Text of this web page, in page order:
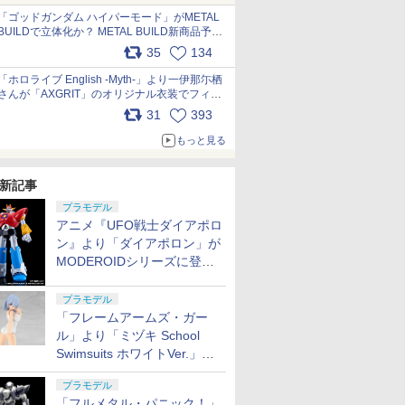
nszPIDTpbg
ゴッドガンダム ハイパーモード」がMETAL
で立体化か？ METAL BUILD新商品予告
が公開 pic.x.com/HIcLLIM3ar35 134
ホロライブ English -Myth-」より一伊那尓栖
んが「AXGRIT」のオリジナル衣装でフィギ
ュア化 pic.x.com/YMGhdIAzNa
31 393
もっと見る
記事
プラモデル
アニメ『UFO戦士ダイアポロ
ン』より「ダイアポロン」が
MODEROIDシリーズに登
プラモデル
「フレームアームズ・ガー
ル」より「ミヅキ School
Swimsuits ホワイトVer.」が8
月10日から予約開始決定！
プラモデル